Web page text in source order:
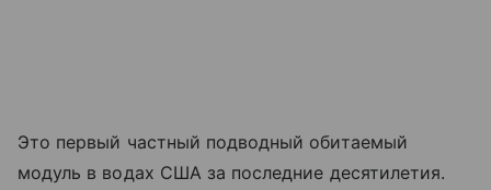
Это первый частный подводный обитаемый
модуль в водах США за последние десятилетия.